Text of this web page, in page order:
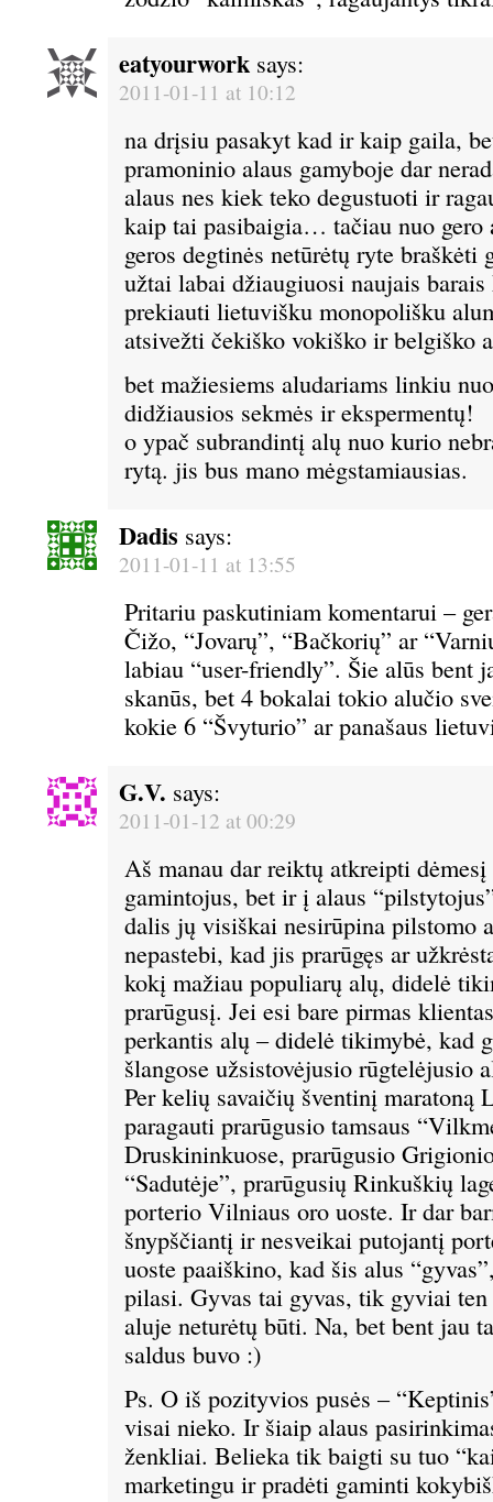
eatyourwork says:
2011-01-11 at 10:12
na drįsiu pasakyt kad ir kaip gaila,
pramoninio alaus gamyboje dar
alaus nes kiek teko degustuoti ir
kaip tai pasibaigia… tačiau nuo gero
geros degtinės netūrėtų ryte braškėti
užtai labai džiaugiuosi naujais
prekiauti lietuvišku monopolišku
atsivežti čekiško vokiško ir belgiško
bet mažiesiems aludariams linkiu
didžiausios sekmės ir ekspermentų!
o ypač subrandintį alų nuo kurio
rytą. jis bus mano mėgstamiausias.
Dadis says:
2011-01-11 at 13:55
Pritariu paskutiniam komentarui –
Čižo, “Jovarų”, “Bačkorių” ar
labiau “user-friendly”. Šie alūs bent
skanūs, bet 4 bokalai tokio alučio
kokie 6 “Švyturio” ar panašaus
G.V. says:
2011-01-12 at 00:29
Aš manau dar reiktų atkreipti
gamintojus, bet ir į alaus
dalis jų visiškai nesirūpina pilstomo
nepastebi, kad jis prarūgęs ar
kokį mažiau populiarų alų, didelė
prarūgusį. Jei esi bare pirmas
perkantis alų – didelė tikimybė, kad
šlangose užsistovėjusio rūgtelėjusio
Per kelių savaičių šventinį maratoną
paragauti prarūgusio tamsaus
Druskininkuose, prarūgusio
“Sadutėje”, prarūgusių Rinkuškių
porterio Vilniaus oro uoste. Ir dar
šnypščiantį ir nesveikai putojantį
uoste paaiškino, kad šis alus
pilasi. Gyvas tai gyvas, tik gyviai
aluje neturėtų būti. Na, bet bent jau
saldus buvo :)
Ps. O iš pozityvios pusės –
visai nieko. Ir šiaip alaus
ženkliai. Belieka tik baigti su tuo
marketingu ir pradėti gaminti